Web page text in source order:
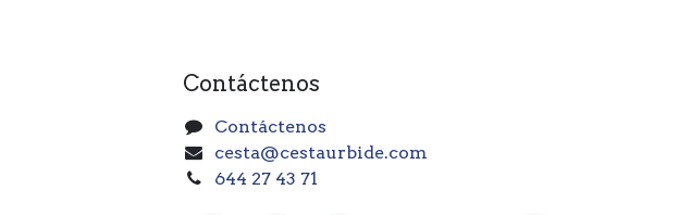
Contáctenos
Contáctenos
cesta@cestaurbide.com
644 27 43 71